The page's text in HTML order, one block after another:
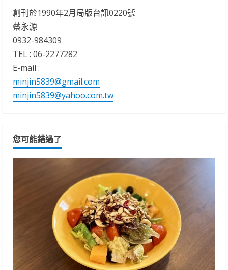
創刊於1990年2月局版台訊0220號
蔡永源
0932-984309
TEL : 06-2277282
E-mail :
minjin5839@gmail.com
minjin5839@yahoo.com.tw
您可能錯過了